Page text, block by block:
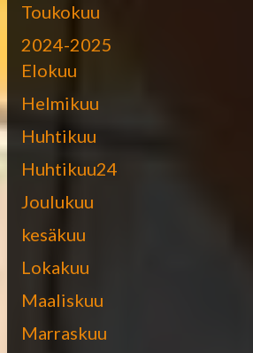
Toukokuu
2024-2025
Elokuu
Helmikuu
Huhtikuu
Huhtikuu24
Joulukuu
kesäkuu
Lokakuu
Maaliskuu
Marraskuu